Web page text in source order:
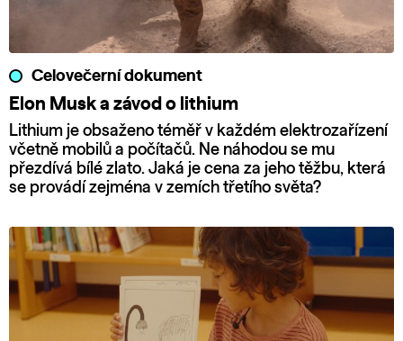
Celovečerní dokument
Elon Musk a závod o lithium
Lithium je obsaženo téměř v každém elektrozařízení
včetně mobilů a počítačů. Ne náhodou se mu
přezdívá bílé zlato. Jaká je cena za jeho těžbu, která
se provádí zejména v zemích třetího světa?